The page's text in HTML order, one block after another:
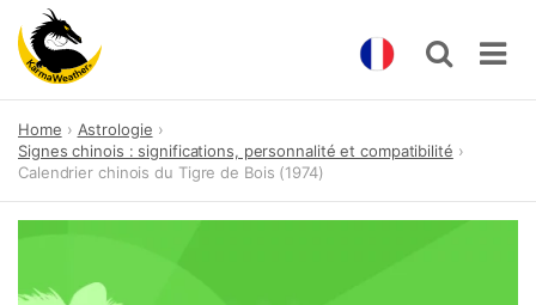
content
Home
Astrologie
Signes chinois : significations, personnalité et compatibilité
Calendrier chinois du Tigre de Bois (1974)